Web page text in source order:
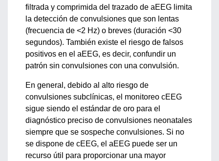
filtrada y comprimida del trazado de aEEG limita
la detección de convulsiones que son lentas
(frecuencia de <2 Hz) o breves (duración <30
segundos). También existe el riesgo de falsos
positivos en el aEEG, es decir, confundir un
patrón sin convulsiones con una convulsión.
En general, debido al alto riesgo de
convulsiones subclínicas, el monitoreo cEEG
sigue siendo el estándar de oro para el
diagnóstico preciso de convulsiones neonatales
siempre que se sospeche convulsiones. Si no
se dispone de cEEG, el aEEG puede ser un
recurso útil para proporcionar una mayor